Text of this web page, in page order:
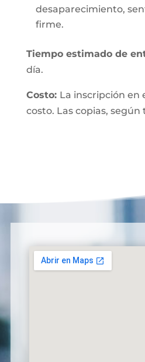
desaparecimiento,
firme.
Tiempo estimado de
día.
Costo: La inscripción en
costo. Las copias, según